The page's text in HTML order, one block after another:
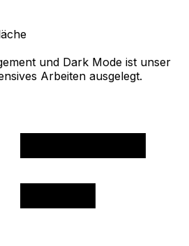
und Dark Mode ist unser
Arbeiten ausgelegt.